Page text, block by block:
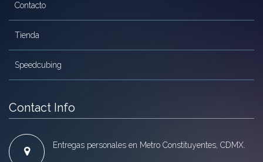
Contacto
Tienda
Speedcubing
Contact Info
Entregas personales en Metro Constituyentes, CDMX.